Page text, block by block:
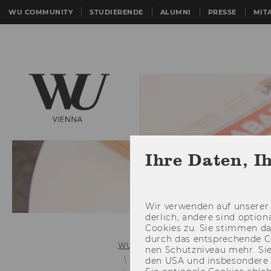
WU COMMUNITY STUDIERENDE ALUMNI PRESSE
WU (Wirtschaftsuniversität Wien)
Links zu älteren
Ihre Daten,
Wir ver­wen­den auf
der­lich, an­de­re sind
Coo­kies zu. Sie stim­men
durch das ent­spre­chen­de
nen Schutz­ni­veau mehr.
den USA und